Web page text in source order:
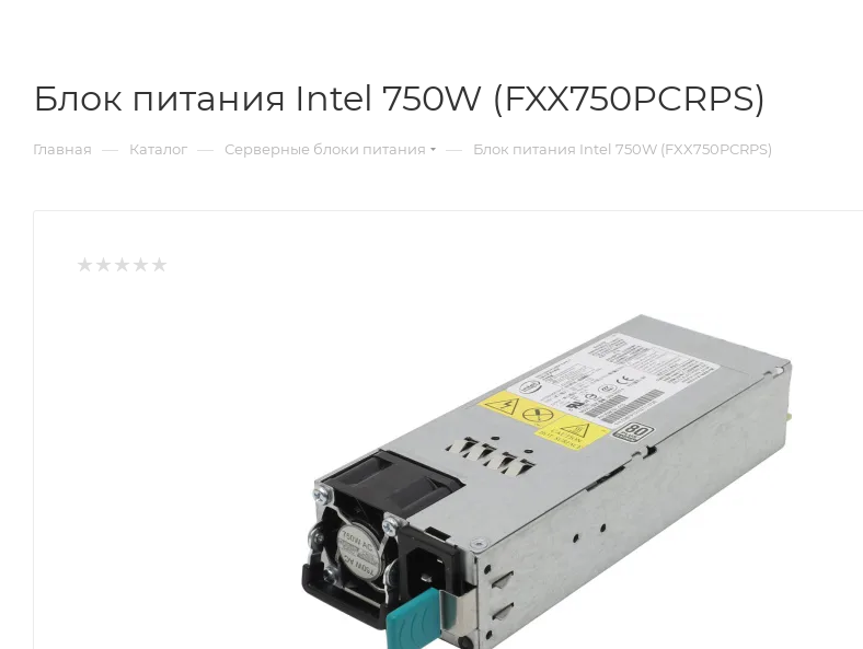
Блок питания Intel 750W (FXX750PCRPS)
Главная — Каталог — Серверные блоки питания — Блок питания Intel 750W (FXX750PCRPS)